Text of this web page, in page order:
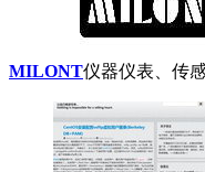
MILONT仪器仪表、传